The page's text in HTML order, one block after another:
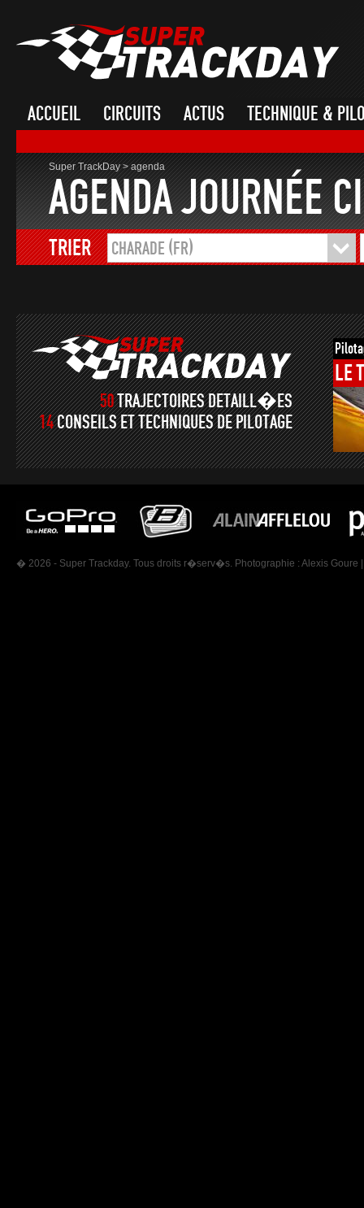
ACCUEIL CIRCUITS ACTUS TECHNIQUE &
Super TrackDay>agenda
AGENDA JOURNÉE
TRIER CHARADE (FR)
50TRAJECTOIRES DETAILL�ES
14CONSEILS ET TECHNIQUES DE PILOTAGE
LE
� 2026 - Super Trackday. Tous droits r�serv�s. Photographie : Alexis Goure